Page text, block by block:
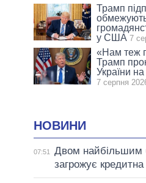
Трамп
у США 7
«Нам теж
Трамп
України
7 серпня
НОВИНИ
07:51
Двом найбільшим
загрожує кредитна